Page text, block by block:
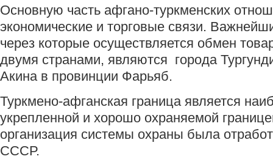
Основную часть афгано-туркменских
экономические и торговые связи.
через которые осуществляется обмен
двумя странами, являются города
Акина в провинции Фарьяб.
Туркмено-афганская граница является
укрепленной и хорошо охраняемой
организация системы охраны была
СССР.